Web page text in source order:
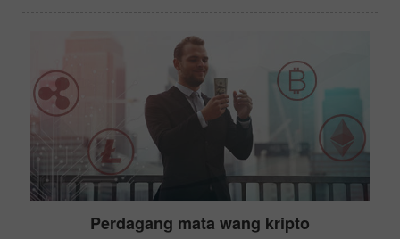
Perdagang mata wang kripto